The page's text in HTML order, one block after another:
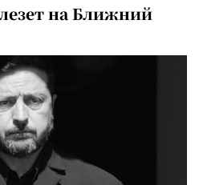
на Ближний